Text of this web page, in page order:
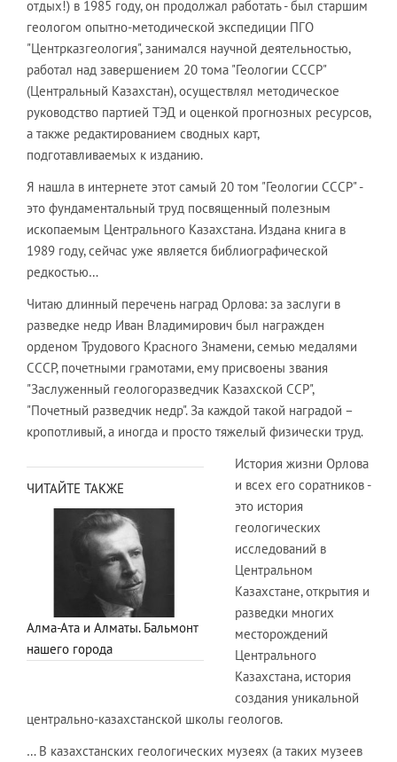
отдых!) в 1985 году, он продолжал работать - был старшим
геологом опытно-методической экспедиции ПГО
"Центрказгеология", занимался научной деятельностью,
работал над завершением 20 тома "Геологии СССР"
(Центральный Казахстан), осуществлял методическое
руководство партией ТЭД и оценкой прогнозных ресурсов,
а также редактированием сводных карт,
подготавливаемых к изданию.
Я нашла в интернете этот самый 20 том "Геологии СССР" -
это фундаментальный труд посвященный полезным
ископаемым Центрального Казахстана. Издана книга в
1989 году, сейчас уже является библиографической
редкостью…
Читаю длинный перечень наград Орлова: за заслуги в
разведке недр Иван Владимирович был награжден
орденом Трудового Красного Знамени, семью медалями
СССР, почетными грамотами, ему присвоены звания
"Заслуженный геологоразведчик Казахской ССР",
"Почетный разведчик недр". За каждой такой наградой –
кропотливый, а иногда и просто тяжелый физически труд.
ЧИТАЙТЕ ТАКЖЕ
Алма-Ата и Алматы. Бальмонт
нашего города
История жизни Орлова
и всех его соратников -
это история
геологических
исследований в
Центральном
Казахстане, открытия и
разведки многих
месторождений
Центрального
Казахстана, история
создания уникальной
центрально-казахстанской школы геологов.
… В казахстанских геологических музеях (а таких музеев